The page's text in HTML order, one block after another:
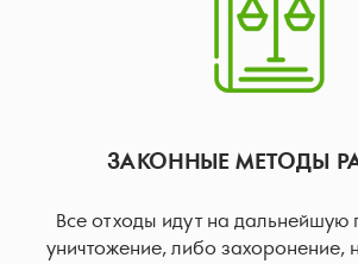
ЗАКОННЫЕ МЕТОДЫ
Все отходы идут на дальнейшую
уничтожение, либо захоронение,